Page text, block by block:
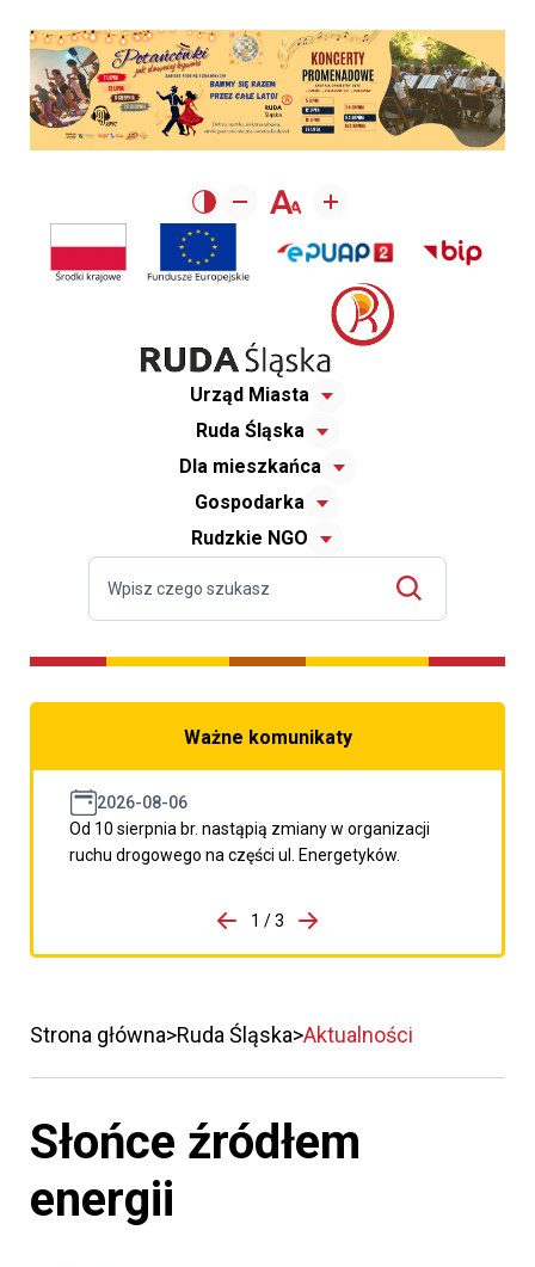
Urząd Miasta
Ruda Śląska
Dla mieszkańca
Gospodarka
Rudzkie NGO
Ważne komunikaty
2026-08-06
Od 10 sierpnia br. nastąpią zmiany w organizacji
ruchu drogowego na części ul. Energetyków.
porzpedniego komunikatu
1 / 3
Przejdź do następnego
Strona główna Ruda Śląska Aktualności
Słońce źródłem
energii